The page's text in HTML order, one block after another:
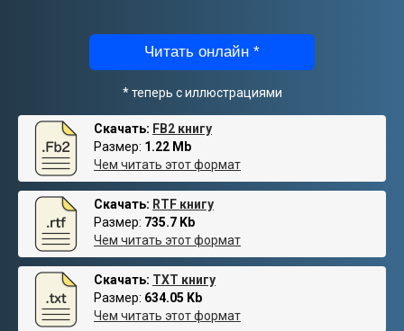
Читать онлайн *
* теперь с иллюстрациями
Скачать: FB2 книгу
Размер: 1.22 Mb
Чем читать этот формат
Скачать: RTF книгу
Размер: 735.7 Kb
Чем читать этот формат
Скачать: TXT книгу
Размер: 634.05 Kb
Чем читать этот формат